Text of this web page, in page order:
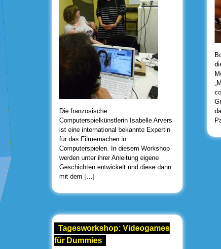
Die französische
Computerspielkünstlerin Isabelle Arvers
ist eine international bekannte Expertin
für das Filmemachen in
Computerspielen. In diesem Workshop
werden unter ihrer Anleitung eigene
Geschichten entwickelt und diese dann
mit dem […]
Tagesworkshop: Videogames
für Dummies